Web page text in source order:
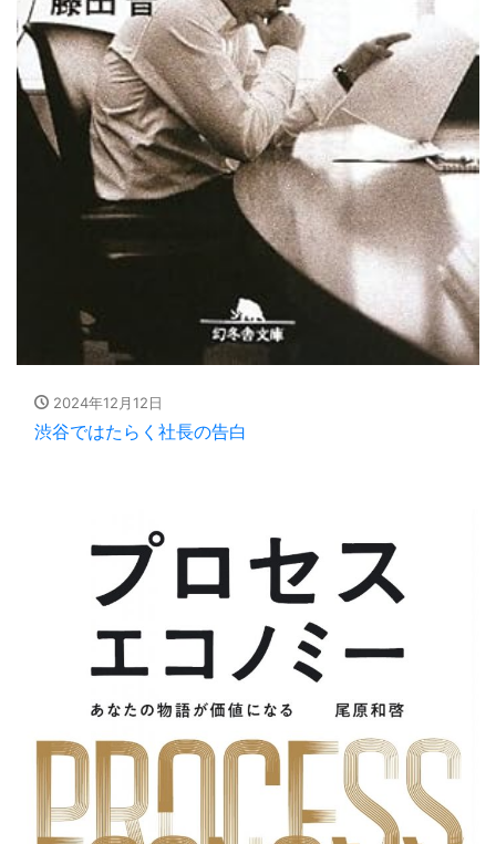
2024年12月12日
渋谷ではたらく社長の告白